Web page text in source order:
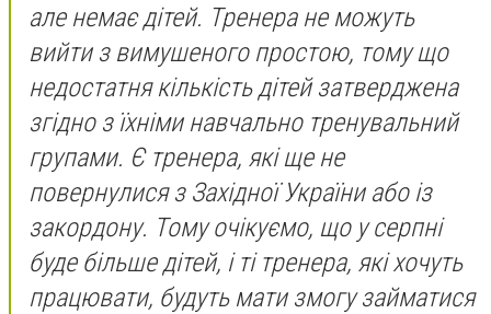
але немає дітей. Тренера не можуть
вийти з вимушеного простою, тому що
недостатня кількість дітей затверджена
згідно з їхніми навчально тренувальний
групами. Є тренера, які ще не
повернулися з Західної України або із
закордону. Тому очікуємо, що у серпні
буде більше дітей, і ті тренера, які хочуть
працювати, будуть мати змогу займатися